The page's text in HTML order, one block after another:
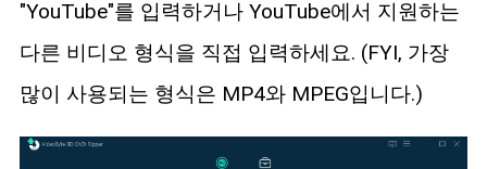
"YouTube"를 입력하거나 YouTube에서 지원하는
다른 비디오 형식을 직접 입력하세요. (FYI, 가장
많이 사용되는 형식은 MP4와 MPEG입니다.)